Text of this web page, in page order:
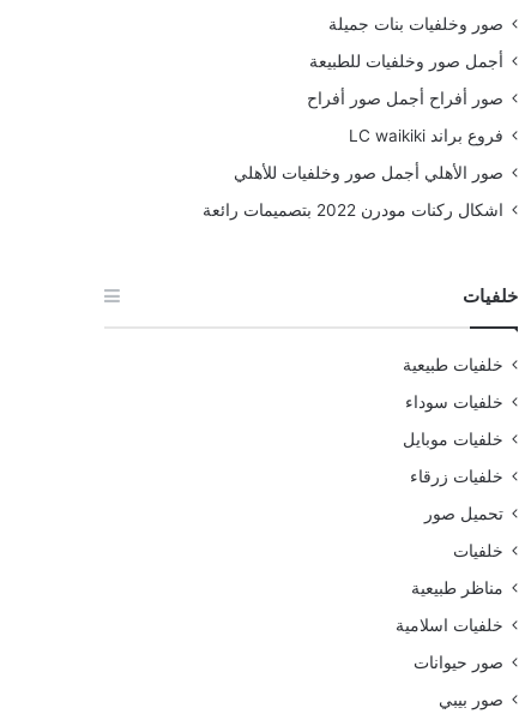
صور وخلفيات بنات جميلة
أجمل صور وخلفيات للطبيعة
صور أفراح أجمل صور أفراح
فروع براند LC waikiki
صور الأهلي أجمل صور وخلفيات للأهلي
اشكال ركنات مودرن 2022 بتصميمات رائعة
خلفيات
خلفيات طبيعية
خلفيات سوداء
خلفيات موبايل
خلفيات زرقاء
تحميل صور
خلفيات
مناظر طبيعية
خلفيات اسلامية
صور حيوانات
صور بيبي